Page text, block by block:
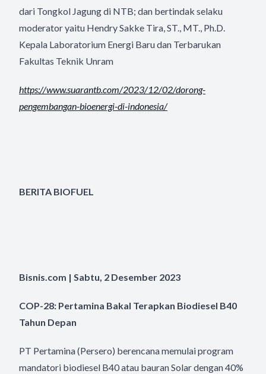
dari Tongkol Jagung di NTB; dan bertindak selaku
moderator yaitu Hendry Sakke Tira, ST., MT., Ph.D.
Kepala Laboratorium Energi Baru dan Terbarukan
Fakultas Teknik Unram
https://www.suarantb.com/2023/12/02/dorong-
pengembangan-bioenergi-di-indonesia/
BERITA BIOFUEL
Bisnis.com | Sabtu, 2 Desember 2023
COP-28: Pertamina Bakal Terapkan Biodiesel B40
Tahun Depan
PT Pertamina (Persero) berencana memulai program
mandatori biodiesel B40 atau bauran Solar dengan 40%